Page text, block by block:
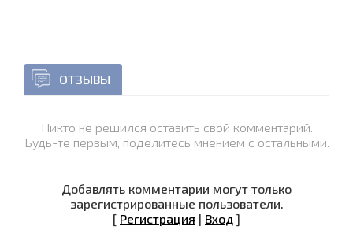
ОТЗЫВЫ
Никто не решился оставить свой комментарий.
Будь-те первым, поделитесь мнением с остальными.
Добавлять комментарии могут только
зарегистрированные пользователи.
[ Регистрация | Вход ]